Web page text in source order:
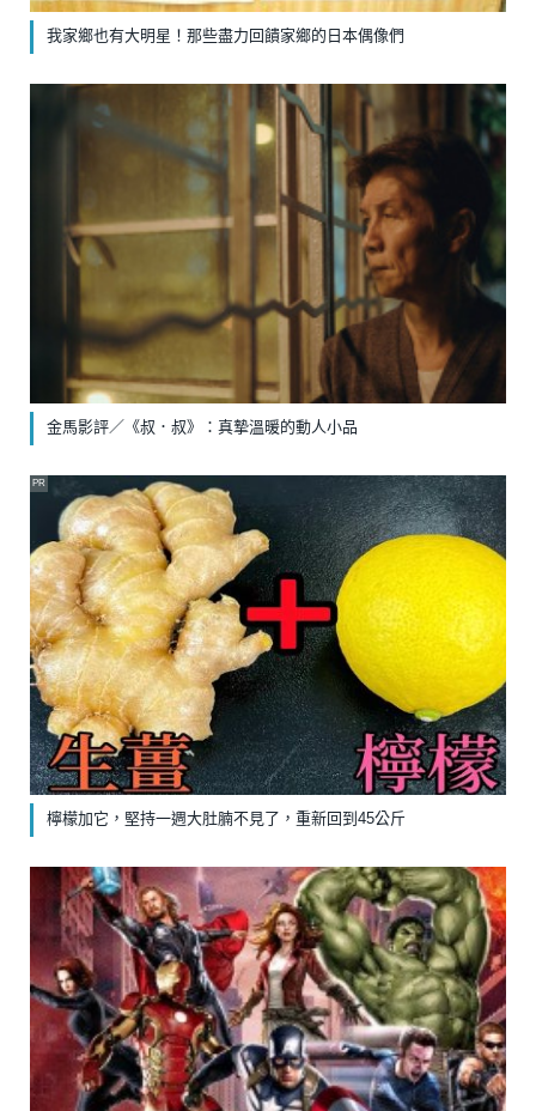
我家鄉也有大明星！那些盡力回饋家鄉的日本偶像們
金馬影評／《叔．叔》：真摯溫暖的動人小品
檸檬加它，堅持一週大肚腩不見了，重新回到45公斤
PR